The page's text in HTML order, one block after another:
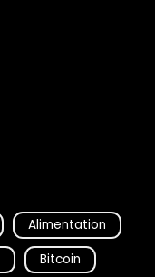
Alimentation
Bitcoin